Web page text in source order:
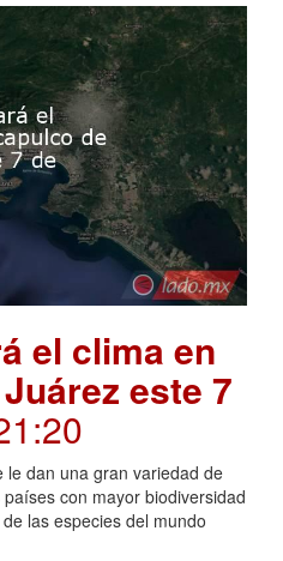
el clima en
este 7
le dan una gran variedad de
con mayor biodiversidad
las especies del mundo